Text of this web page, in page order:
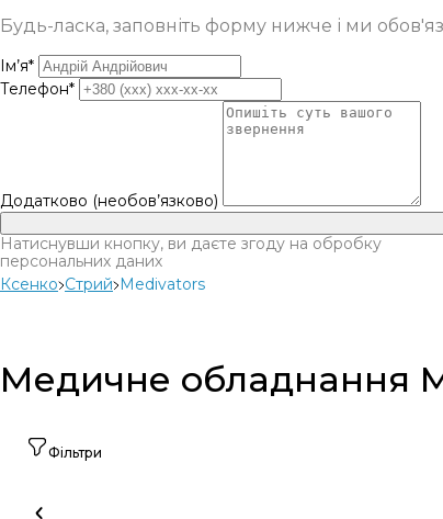
Будь-ласка, заповніть форму нижче і ми
Ім’я*
Телефон*
Додатково (необов’язково)
Натиснувши кнопку, ви даєте згоду на обробку
персональних даних
Ксенко Стрий Medivators
Медичне обладнання
Фільтри